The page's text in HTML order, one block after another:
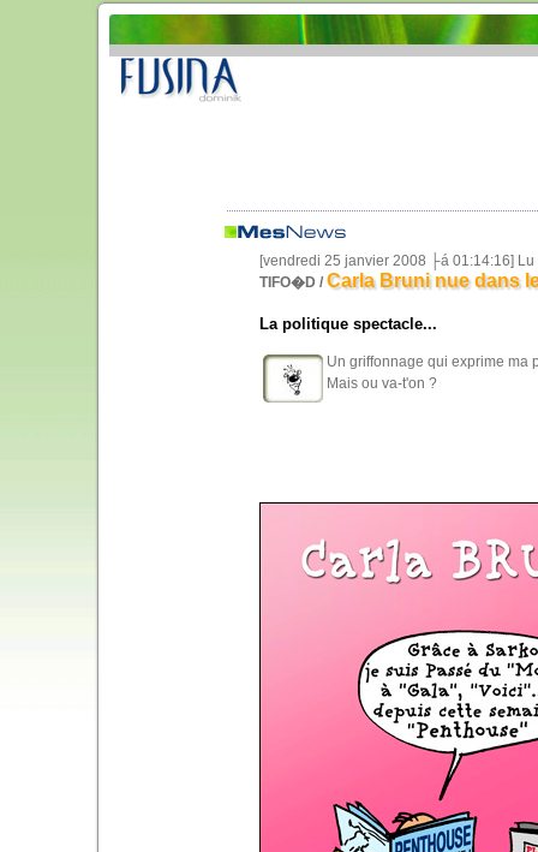
[vendredi 25 janvier 2008 ├á 01:14:16]
TIFO�D / Carla Bruni nue dans
La politique spectacle...
Un griffonnage qui exprime ma
Mais ou va-t'on ?